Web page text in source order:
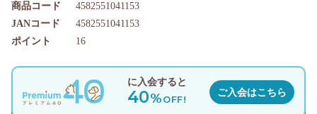
商品コード 4582551041153
ポイント 16
JANコード 4582551041153
に入会すると
40%OFF!
ご入会はこちら